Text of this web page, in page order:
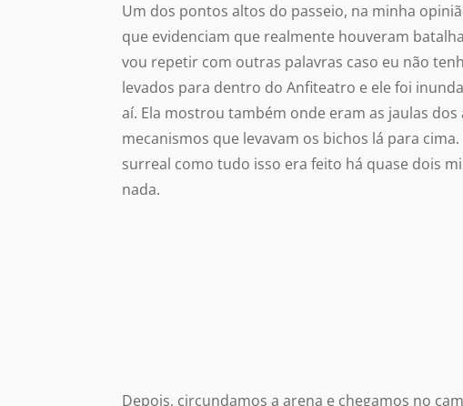
Um dos pontos altos do passeio, na minha
que evidenciam que realmente houveram
vou repetir com outras palavras caso eu não
levados para dentro do Anfiteatro e ele foi
aí. Ela mostrou também onde eram as jaulas
mecanismos que levavam os bichos lá para
surreal como tudo isso era feito há quase dois
nada.
Depois, circundamos a arena e chegamos no